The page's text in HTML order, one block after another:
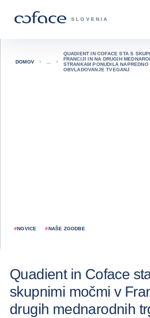
COFACE - ZAČETNA
SLOVENIA
Domov
#NOVICE #NAŠE ZGODBE
DOMOV
QUADIENT IN COFACE STA S
FRANCIJI IN NA DRUGIH
STRANKAM PONUDILA
OBVLADOVANJE TVEGANJ
Quadient in Coface
skupnimi močmi v
drugih mednarodnih